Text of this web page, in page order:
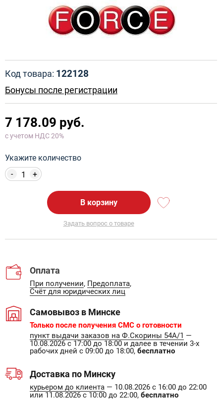
Код товара: 122128
Бонусы после регистрации
7 178.09 руб.
с учетом НДС 20%
Укажите количество
+
-
В корзину
Задать вопрос о товаре
Оплата
При получении, Предоплата,
Счёт для юридических лиц
Самовывоз в Минске
Только после получения СМС о готовности
пункт выдачи заказов на Ф.Скорины 54А/1 —
10.08.2026 с 17:00 до 18:00 и далее в течении 3-х
рабочих дней с 09:00 до 18:00, бесплатно
Доставка по Минску
курьером до клиента — 10.08.2026 с 16:00 до 22:00
или 11.08.2026 с 10:00 до 22:00, бесплатно